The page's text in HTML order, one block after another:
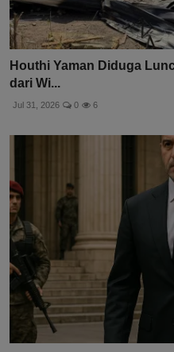
Houthi Yaman Diduga
dari Wi...
Jul 31, 2026 0 6